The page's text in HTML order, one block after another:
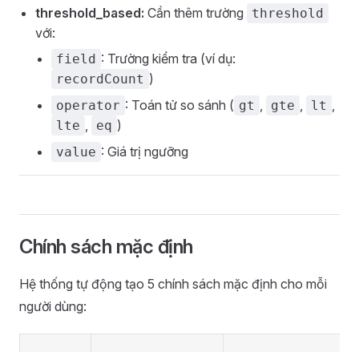
threshold_based: Cần thêm trường threshold
với:
field : Trường kiểm tra (ví dụ:
recordCount )
operator : Toán tử so sánh ( gt , gte , lt ,
lte , eq )
value : Giá trị ngưỡng
Chính sách mặc định
Hệ thống tự động tạo 5 chính sách mặc định cho mỗi
người dùng: